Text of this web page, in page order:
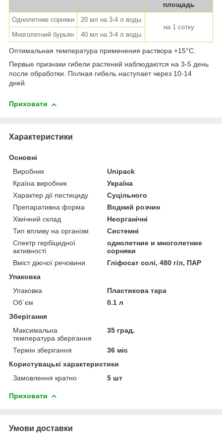
площадь
Однолетние сорняки
20 мл на 3-4 л воды
на 1 сотку
Многолетний бурьян
40 мл на 3-4 л воды
Оптимальная температура применения раствора +15°С.
Первые признаки гибели растений наблюдаются на 3-5 день
после обработки. Полная гибель наступает через 10-14
дней.
Приховати
Характеристики
Основні
Виробник
Unipack
Країна виробник
Україна
Характер дії пестициду
Суцільного
Препаративна форма
Водний розчин
Хімічний склад
Неорганічні
Тип впливу на організм
Системні
Спектр гербіцидної
активності
однолетние и многолетние
сорняки
Вміст діючої речовини
Гліфосат солі, 480 г/л, ПАР
Упаковка
Упаковка
Пластикова тара
Об`єм
0.1 л
Зберігання
Максимальна
температура зберігання
35 град.
Термін зберігання
36 міс
Користувацькі характеристики
Замовлення кратно
5 шт
Приховати
Умови доставки